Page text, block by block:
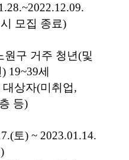
모집 종료)
원구 거주 청년(및
19~39세
자(미취업,
등)
토) ~ 2023.01.14.